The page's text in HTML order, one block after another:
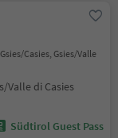
Casies, Gsies/Valle
Valle di Casies
Südtirol Guest Pass